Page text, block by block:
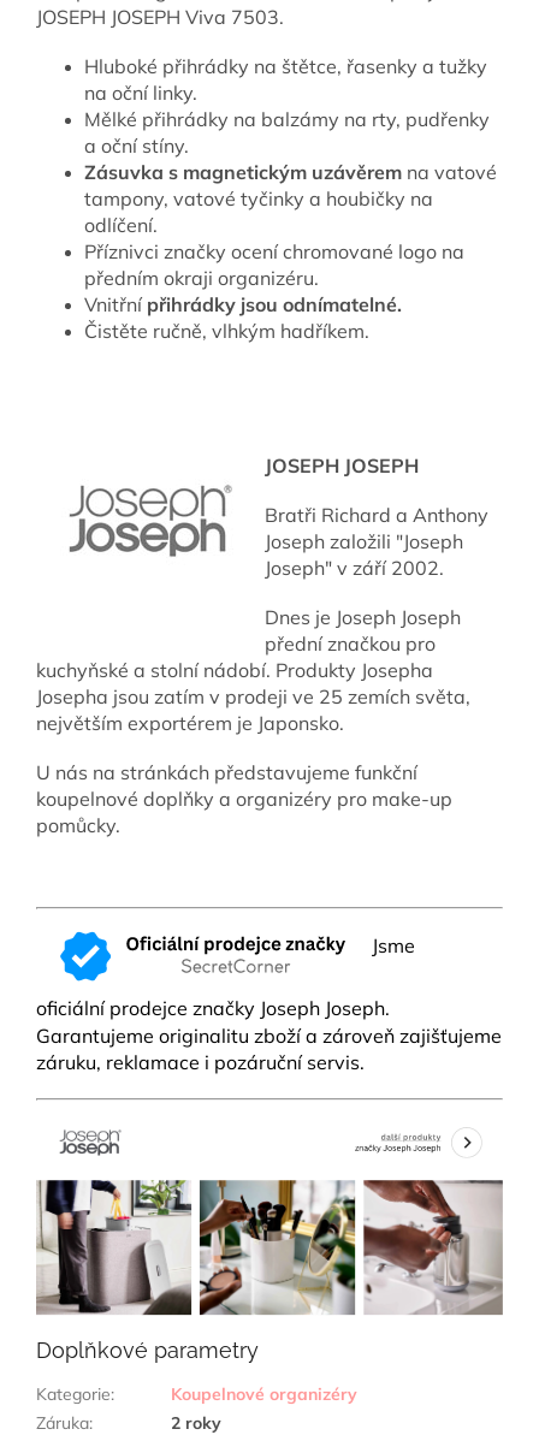
JOSEPH JOSEPH Viva 7503.
Hluboké přihrádky na štětce, řasenky a tužky
na oční linky.
Mělké přihrádky na balzámy na rty, pudřenky
a oční stíny.
Zásuvka s magnetickým uzávěrem na vatové
tampony, vatové tyčinky a houbičky na
odlíčení.
Příznivci značky ocení chromované logo na
předním okraji organizéru.
Vnitřní přihrádky jsou odnímatelné.
Čistěte ručně, vlhkým hadříkem.
JOSEPH JOSEPH
Bratři Richard a Anthony
Joseph založili "Joseph
Joseph" v září 2002.
Dnes je Joseph Joseph
přední značkou pro
kuchyňské a stolní nádobí. Produkty Josepha
Josepha jsou zatím v prodeji ve 25 zemích světa,
největším exportérem je Japonsko.
U nás na stránkách představujeme funkční
koupelnové doplňky a organizéry pro make-up
pomůcky.
Jsme
oficiální prodejce značky Joseph Joseph.
Garantujeme originalitu zboží a zároveň zajišťujeme
záruku, reklamace i pozáruční servis.
Doplňkové parametry
Kategorie:
Koupelnové organizéry
Záruka:
2 roky